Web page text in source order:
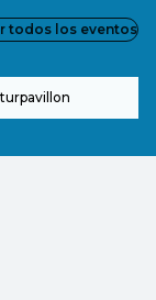
todos los eventos